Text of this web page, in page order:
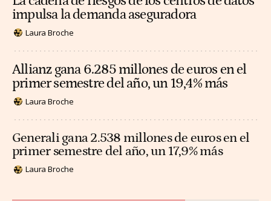
impulsa la demanda aseguradora
Laura Broche
Allianz gana 6.285 millones de euros en el
primer semestre del año, un 19,4% más
Laura Broche
Generali gana 2.538 millones de euros en el
primer semestre del año, un 17,9% más
Laura Broche